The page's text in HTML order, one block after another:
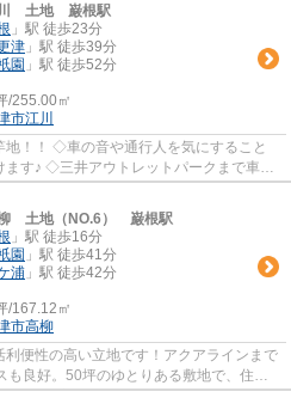
川 土地 巌根駅
」駅 徒歩23分
津 」駅 徒歩39分
園 」駅 徒歩52分
/255.00㎡
市江川
！！ ◇車の音や通行人を気にすること
ます♪ ◇三井アウトレットパークまで車で
分！
土地（NO.6） 巌根駅
」駅 徒歩16分
園 」駅 徒歩41分
浦 」駅 徒歩42分
/167.12㎡
市高柳
便性の高い立地です！アクアラインまで
も良好。50坪のゆとりある敷地で、住宅
周辺環境は落...